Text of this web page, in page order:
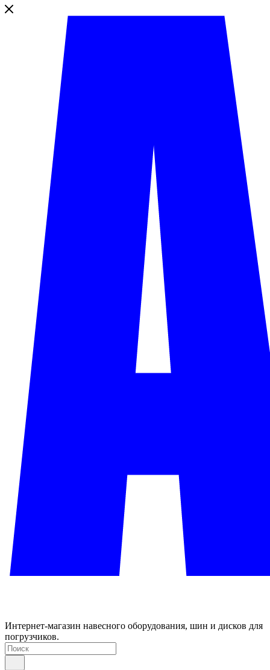
Интернет-магазин навесного оборудования, шин и дисков для
погрузчиков.